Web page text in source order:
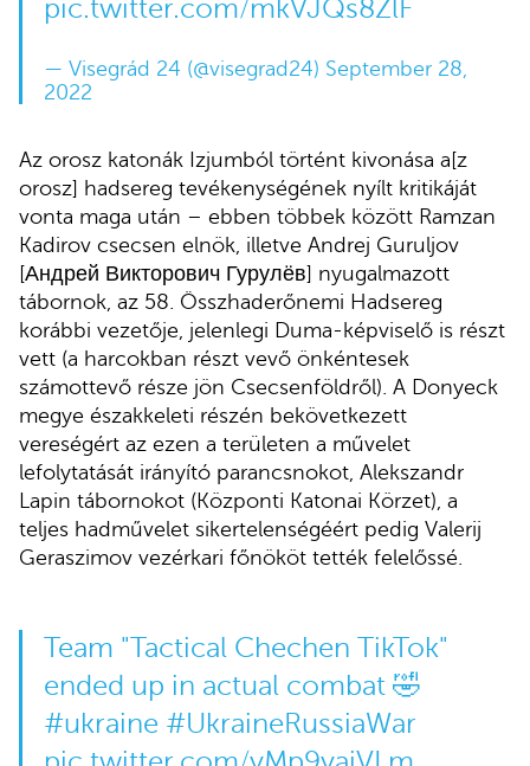
pic.twitter.com/mkVJQs8ZlF
— Visegrád 24 (@visegrad24) September 28,
2022
Az orosz katonák Izjumból történt kivonása a[z
orosz] hadsereg tevékenységének nyílt kritikáját
vonta maga után – ebben többek között Ramzan
Kadirov csecsen elnök, illetve Andrej Guruljov
[Андрей Викторович Гурулёв] nyugalmazott
tábornok, az 58. Összhaderőnemi Hadsereg
korábbi vezetője, jelenlegi Duma-képviselő is részt
vett (a harcokban részt vevő önkéntesek
számottevő része jön Csecsenföldről). A Donyeck
megye északkeleti részén bekövetkezett
vereségért az ezen a területen a művelet
lefolytatását irányító parancsnokot, Alekszandr
Lapin tábornokot (Központi Katonai Körzet), a
teljes hadművelet sikertelenségéért pedig Valerij
Geraszimov vezérkari főnököt tették felelőssé.
Team "Tactical Chechen TikTok"
ended up in actual combat 🤣
#ukraine #UkraineRussiaWar